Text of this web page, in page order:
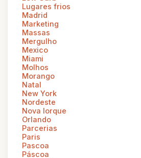
Lugares frios
Madrid
Marketing
Massas
Mergulho
Mexico
Miami
Molhos
Morango
Natal
New York
Nordeste
Nova Iorque
Orlando
Parcerias
Paris
Pascoa
Páscoa